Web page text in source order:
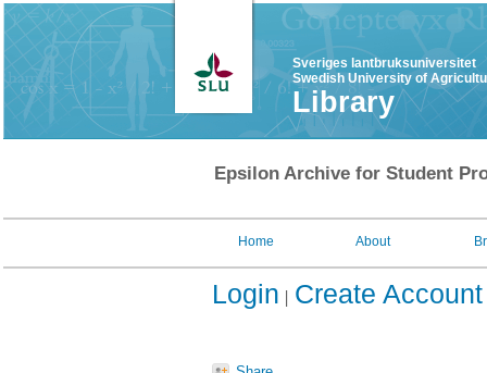
Sveriges lantbruksuniversitet
Swedish University of
Library
Epsilon Archive for Student
Home About
Login Create Account